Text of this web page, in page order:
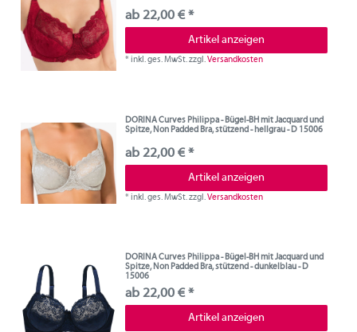
ab 22,00 € *
Artikel anzeigen
*inkl. ges. MwSt.zzgl.Versandkosten
DORINA Curves Philippa - Bügel-BH mit Jacquard und
Spitze, Non Padded Bra, stützend - hellgrau - D 15006
ab 22,00 € *
Artikel anzeigen
*inkl. ges. MwSt.zzgl.Versandkosten
DORINA Curves Philippa - Bügel-BH mit Jacquard und
Spitze, Non Padded Bra, stützend - dunkelblau - D
15006
ab 22,00 € *
Artikel anzeigen